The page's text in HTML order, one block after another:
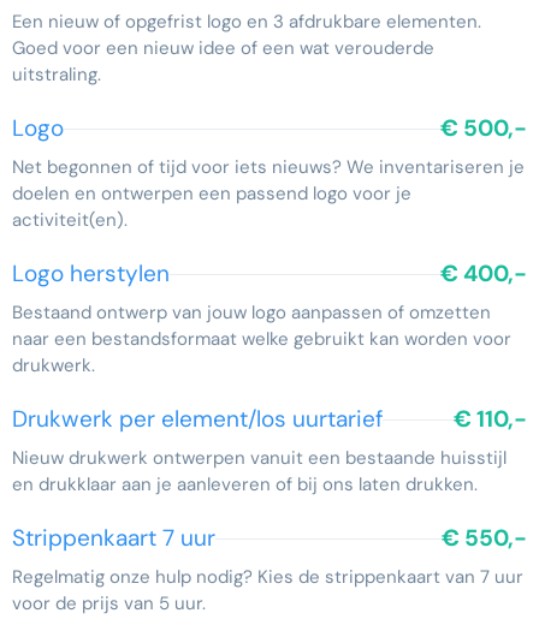
Een nieuw of opgefrist logo en 3 afdrukbare elementen.
Goed voor een nieuw idee of een wat verouderde
uitstraling.
Logo € 500,-
Net begonnen of tijd voor iets nieuws? We inventariseren je
doelen en ontwerpen een passend logo voor je
activiteit(en).
Logo herstylen € 400,-
Bestaand ontwerp van jouw logo aanpassen of omzetten
naar een bestandsformaat welke gebruikt kan worden voor
drukwerk.
Drukwerk per element/los uurtarief € 110,-
Nieuw drukwerk ontwerpen vanuit een bestaande huisstijl
en drukklaar aan je aanleveren of bij ons laten drukken.
Strippenkaart 7 uur € 550,-
Regelmatig onze hulp nodig? Kies de strippenkaart van 7 uur
voor de prijs van 5 uur.